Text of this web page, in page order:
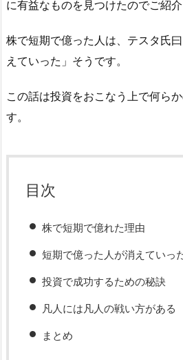
に有益なものを見つけたのでご紹介
株で短期で億った人は、テスタ氏
えていった」そうです。
この話は投資をおこなう上で何ら
す。
目次
株で短期で億れた理由
短期で億った人が消えていっ
投資で成功するための秘訣
凡人には凡人の戦い方がある
まとめ